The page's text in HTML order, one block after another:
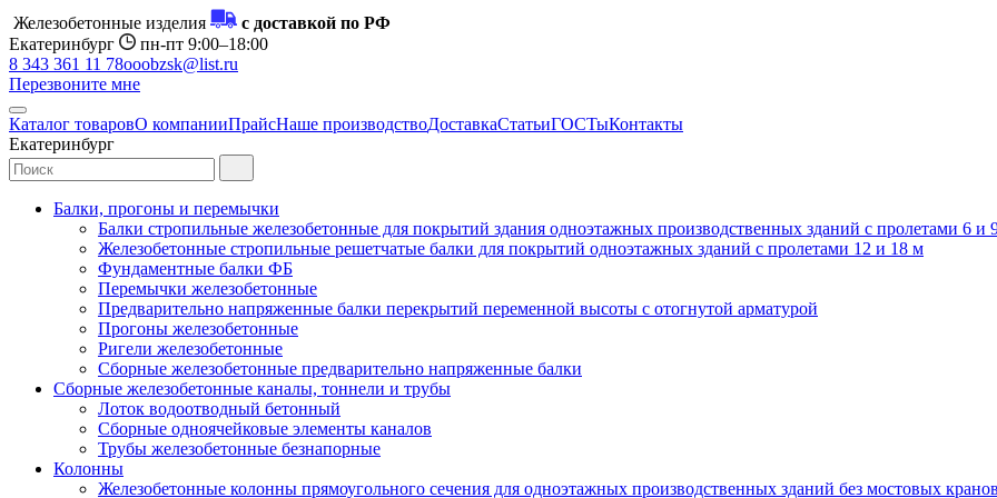
Железобетонные изделия
с доставкой по РФ
Екатеринбург
пн-пт 9:00–18:00
8 343 361 11 78ooobzsk@list.ru
Перезвоните мне
Каталог товаровО компанииПрайсНаше производствоДоставкаСтатьиГОСТыКонтакты
Екатеринбург
Балки, прогоны и перемычки
Балки стропильные железобетонные для покрытий здания одноэтажных производственных зданий с пролетами 6
Железобетонные стропильные решетчатые балки для покрытий одноэтажных зданий с пролетами 12 и 18 м
Фундаментные балки ФБ
Перемычки железобетонные
Предварительно напряженные балки перекрытий переменной высоты с отогнутой арматурой
Прогоны железобетонные
Ригели железобетонные
Сборные железобетонные предварительно напряженные балки
Сборные железобетонные каналы, тоннели и трубы
Лоток водоотводный бетонный
Сборные одноячейковые элементы каналов
Трубы железобетонные безнапорные
Колонны
Железобетонные колонны прямоугольного сечения для одноэтажных производственных зданий без мостовых кранов